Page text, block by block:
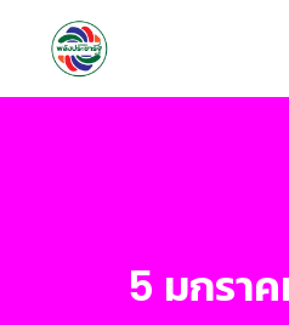
5 มกรา